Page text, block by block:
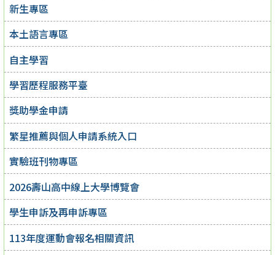
新生專區
本土語言專區
自主學習
學習歷程服務平臺
獎助學金申請
繁星推薦與個人申請系統入口
實驗班刊物專區
2026壽山高中線上大學博覽會
學生申訴及再申訴專區
113年度運動會報名相關資訊